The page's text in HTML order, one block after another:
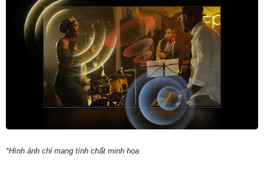
*Hình ảnh chỉ mang tính chất minh họa